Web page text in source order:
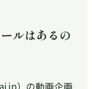
ルはあるの
）の動画企画